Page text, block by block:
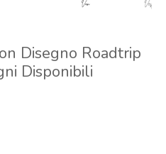
Disegno Roadtrip
Disponibili